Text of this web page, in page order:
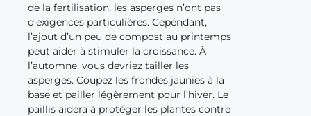
de la fertilisation, les asperges n’ont pas
d’exigences particulières. Cependant,
l’ajout d’un peu de compost au printemps
peut aider à stimuler la croissance. À
l’automne, vous devriez tailler les
asperges. Coupez les frondes jaunies à la
base et pailler légèrement pour l’hiver. Le
paillis aidera à protéger les plantes contre